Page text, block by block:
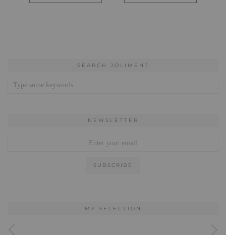
SEARCH JOLIMENT
NEWSLETTER
MY SELECTION